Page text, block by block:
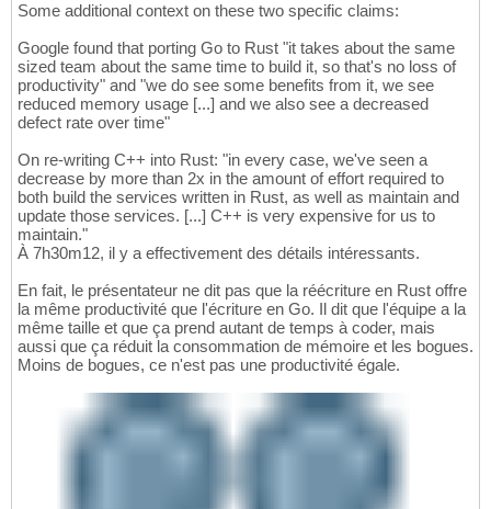
Some additional context on these two specific claims:
Google found that porting Go to Rust "it takes about the same
sized team about the same time to build it, so that's no loss of
productivity" and "we do see some benefits from it, we see
reduced memory usage [...] and we also see a decreased
defect rate over time"
On re-writing C++ into Rust: "in every case, we've seen a
decrease by more than 2x in the amount of effort required to
both build the services written in Rust, as well as maintain and
update those services. [...] C++ is very expensive for us to
maintain."
À 7h30m12, il y a effectivement des détails intéressants.
En fait, le présentateur ne dit pas que la réécriture en Rust offre
la même productivité que l'écriture en Go. Il dit que l'équipe a la
même taille et que ça prend autant de temps à coder, mais
aussi que ça réduit la consommation de mémoire et les bogues.
Moins de bogues, ce n'est pas une productivité égale.